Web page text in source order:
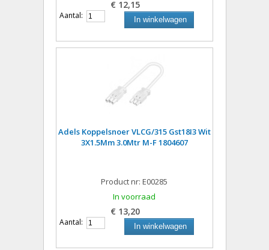
€ 12,15
Aantal: In winkelwagen
Adels Koppelsnoer VLCG/315 Gst18I3 Wit
3X1.5Mm 3.0Mtr M-F 1804607
Product nr: E00285
In voorraad
€ 13,20
Aantal: In winkelwagen